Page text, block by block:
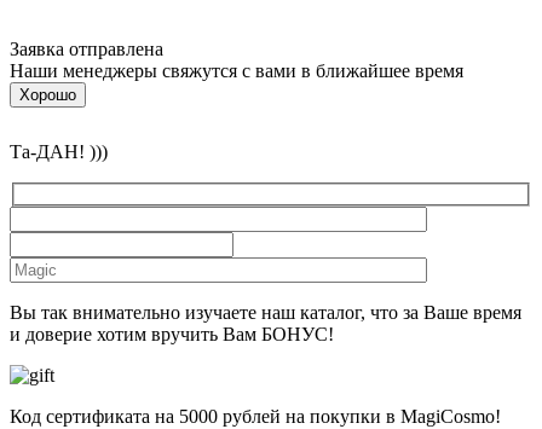
Заявка отправлена
Наши менеджеры свяжутся с вами в ближайшее время
Хорошо
Та-ДАН! )))
Вы так внимательно изучаете наш каталог, что за Ваше время
и доверие хотим вручить Вам БОНУС!
Код сертификата на 5000 рублей на покупки в MagiCosmo!